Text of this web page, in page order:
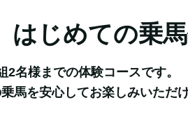
じめての乗馬
名様までの体験コースです。
馬を安心してお楽しみいただけ